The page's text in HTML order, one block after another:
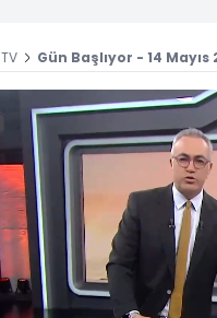
TV Gün Başlıyor - 14